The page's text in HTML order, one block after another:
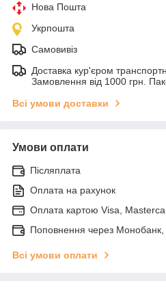
Нова Пошта
Укрпошта
Самовивіз
Доставка кур'єром
Замовлення від 1000 грн.
Всі умови доставки
Умови оплати
Післяплата
Оплата на рахунок
Оплата картою Visa,
Поповнення через Монобанк,
Всі умови оплати